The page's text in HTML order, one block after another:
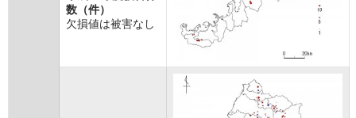
数（件）
欠損値は被害なし